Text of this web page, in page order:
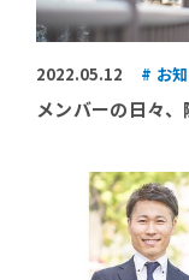
2022.05.12 お
メンバーの日々、